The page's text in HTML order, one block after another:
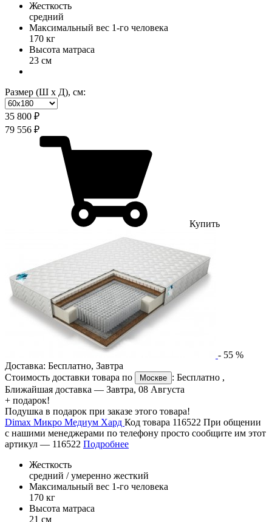
Жесткость
средний
Максимальный вес 1-го человека
170 кг
Высота матраса
23 см
Размер (Ш х Д), см:
35 800 ₽
79 556 ₽
Купить
- 55 %
Доставка: Бесплатно, Завтра
Стоимость доставки товара по
Москве : Бесплатно ,
Ближайшая доставка — Завтра, 08 Августа
+ подарок!
Подушка в подарок при заказе этого товара!
Dimax Микро Медиум Хард Код товара 116522 При общении
с нашими менеджерами по телефону просто сообщите им этот
артикул — 116522 Подробнее
Жесткость
средний / умеренно жесткий
Максимальный вес 1-го человека
170 кг
Высота матраса
21 см